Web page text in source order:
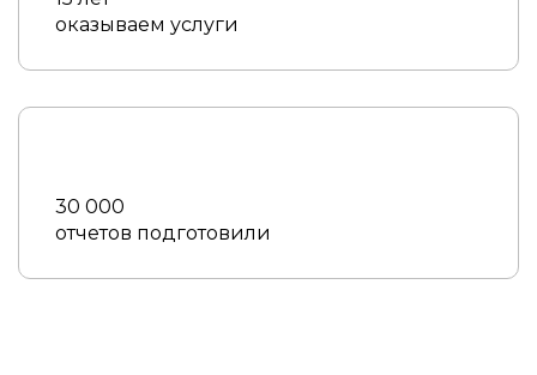
оказываем услуги
30 000
отчетов подготовили